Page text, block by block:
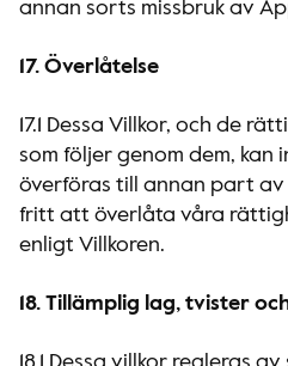
annan sorts missbruk av
17. Överlåtelse
17.1 Dessa Villkor, och de
som följer genom dem, kan
överföras till annan part av
fritt att överlåta våra
enligt Villkoren.
18. Tillämplig lag, tvister